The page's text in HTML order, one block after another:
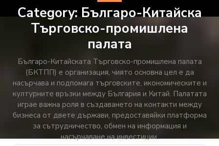
Button
Category:Българо-Китайска
Търговско-промишлена
палaта
Българо-Китайската Търговско-промишлена палата
(БКТПП) е организация, чиято основна цел е да
насърчава и подпомага търговските, икономическите и
културните връзки между България и Китай. Палатата
играе важна роля в създаването на контакти между
бизнеса от двете държави, предоставяйки платформа
за сътрудничество, обмен на информация и
насърчаване на инвестиции.